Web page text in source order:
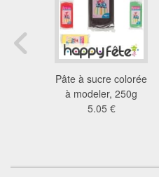
Pâte à sucre colorée
à modeler, 250g
5.05 €